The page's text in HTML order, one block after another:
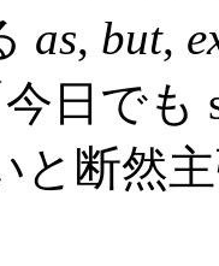
as, but,
日でも
と断然